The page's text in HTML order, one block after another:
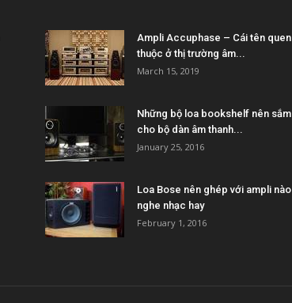
Ampli Accuphase – Cái tên quen
thuộc ở thị trường âm...
March 15, 2019
Những bộ loa bookshelf nên sắm
cho bộ dàn âm thanh...
January 25, 2016
Loa Bose nên ghép với ampli nào
nghe nhạc hay
February 1, 2016